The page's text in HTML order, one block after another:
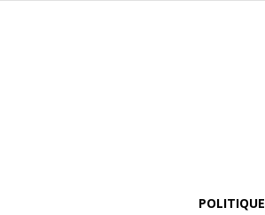
POLITIQUE